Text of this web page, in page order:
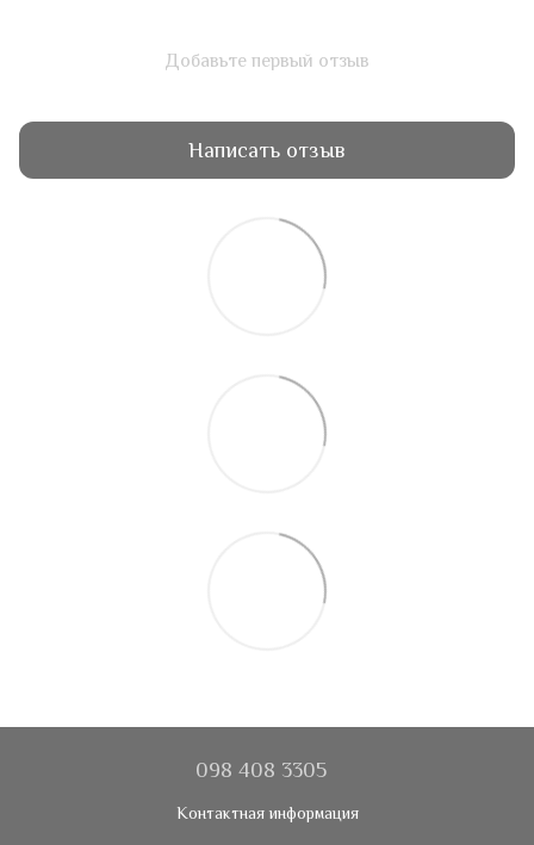
Добавьте первый отзыв
Написать отзыв
098 408 3305
Контактная информация